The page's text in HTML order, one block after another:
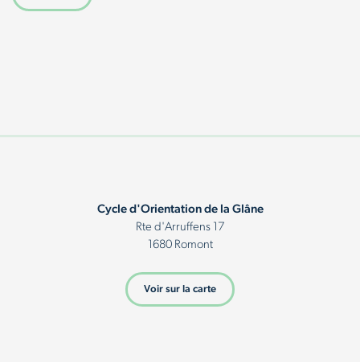
Cycle d'Orientation de la Glâne
Rte d'Arruffens 17
1680 Romont
Voir sur la carte